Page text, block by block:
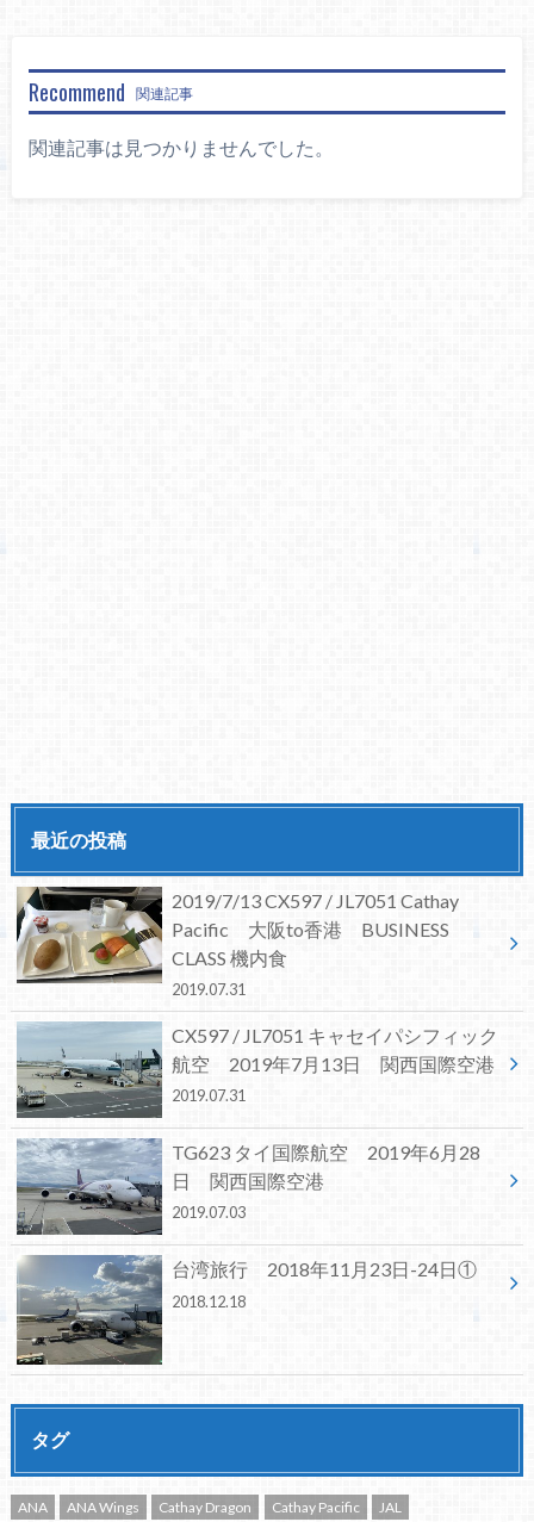
Recommend 関連記事
関連記事は見つかりませんでした。
最近の投稿
2019/7/13 CX597 / JL7051 Cathay
Pacific 大阪to香港 BUSINESS
CLASS 機内食
2019.07.31
CX597 / JL7051 キャセイパシフィック
航空 2019年7月13日 関西国際空港
2019.07.31
TG623 タイ国際航空 2019年6月28
日 関西国際空港
2019.07.03
台湾旅行 2018年11月23日-24日①
2018.12.18
タグ
ANA ANA Wings Cathay Dragon Cathay Pacific JAL